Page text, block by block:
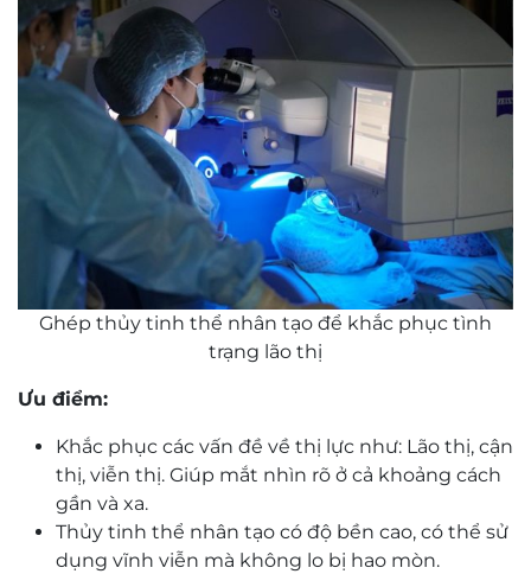
Ghép thủy tinh thể nhân tạo để khắc phục tình
trạng lão thị
Ưu điểm:
Khắc phục các vấn đề về thị lực như: Lão thị, cận
thị, viễn thị. Giúp mắt nhìn rõ ở cả khoảng cách
gần và xa.
Thủy tinh thể nhân tạo có độ bền cao, có thể sử
dụng vĩnh viễn mà không lo bị hao mòn.